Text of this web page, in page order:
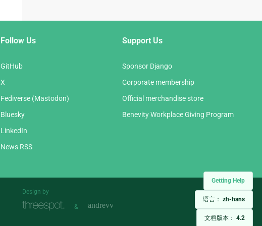
Getting Help
语言： zh-hans
文档版本： 4.2
Follow Us
GitHub
X
Fediverse (Mastodon)
Bluesky
LinkedIn
News RSS
Support Us
Sponsor Django
Corporate membership
Official merchandise store
Benevity Workplace Giving Program
Design by
&